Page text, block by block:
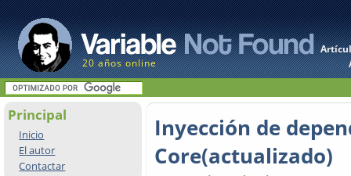
20 años online
Principal
Inicio
El autor
Contactar
Inyección de
Core(actualizado)